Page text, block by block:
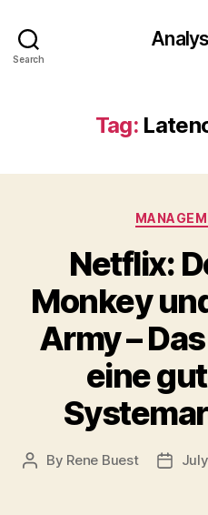
Search
Tag:
Netflix:
Monkey
Army –
eine
Post
By Rene Buest
Post